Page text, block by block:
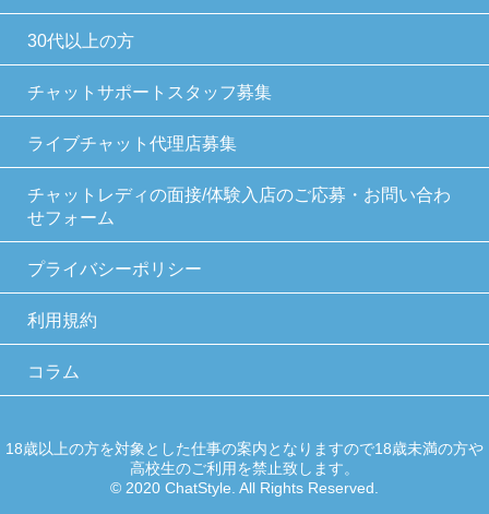
30代以上の方
チャットサポートスタッフ募集
ライブチャット代理店募集
チャットレディの面接/体験入店のご応募・お問い合わ
せフォーム
プライバシーポリシー
利用規約
コラム
18歳以上の方を対象とした仕事の案内となりますので18歳未満の方や
高校生のご利用を禁止致します。
© 2020 ChatStyle. All Rights Reserved.